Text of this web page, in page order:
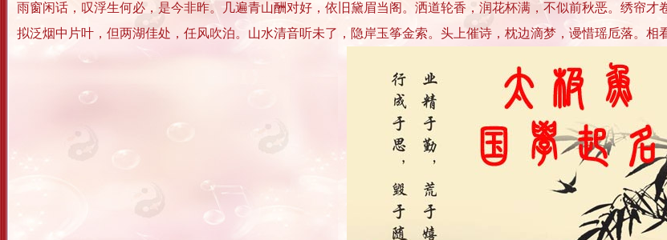
雨窗闲话，叹浮生何必，是今非昨。几遍青山酬对好，依旧黛眉当阁。洒道轮香，润花杯满，不似前秋恶。绣帘才
拟泛烟中片叶，但两湖佳处，任风吹泊。山水清音听未了，隐岸玉筝金索。头上催诗，枕边滴梦，谩惜瑶卮落。相